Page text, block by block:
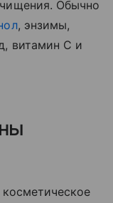
Обычно
, энзимы,
витамин С и